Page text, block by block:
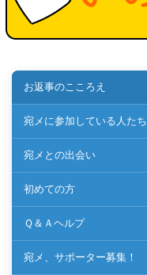
お返事のこころえ
宛メに参加している人たち
宛メとの出会い
初めての方
Ｑ＆Ａヘルプ
宛メ、サポーター募集！